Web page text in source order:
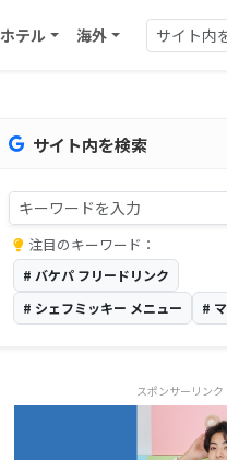
ホテル 海外
サイト内を検索
注目のキーワード：
# バケパ フリードリンク
# シェフミッキー メニュー
#
スポンサーリンク